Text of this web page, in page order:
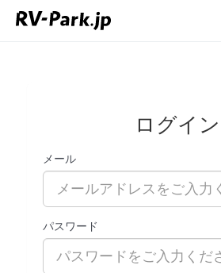
ログイン
メール
パスワード